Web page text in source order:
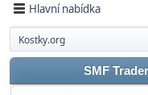
Hlavní nabídka
Kostky.org
SMF